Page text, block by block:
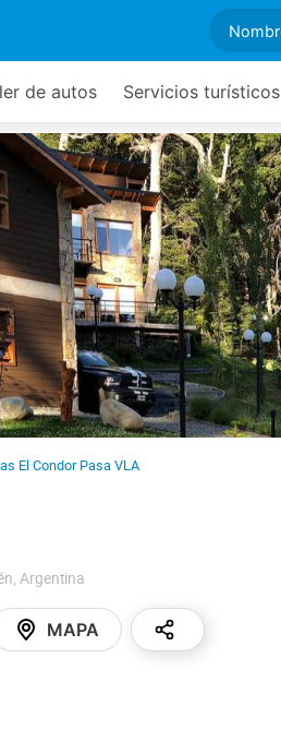
de autos Servicios turísticos
El Condor Pasa VLA
, Argentina
MAPA